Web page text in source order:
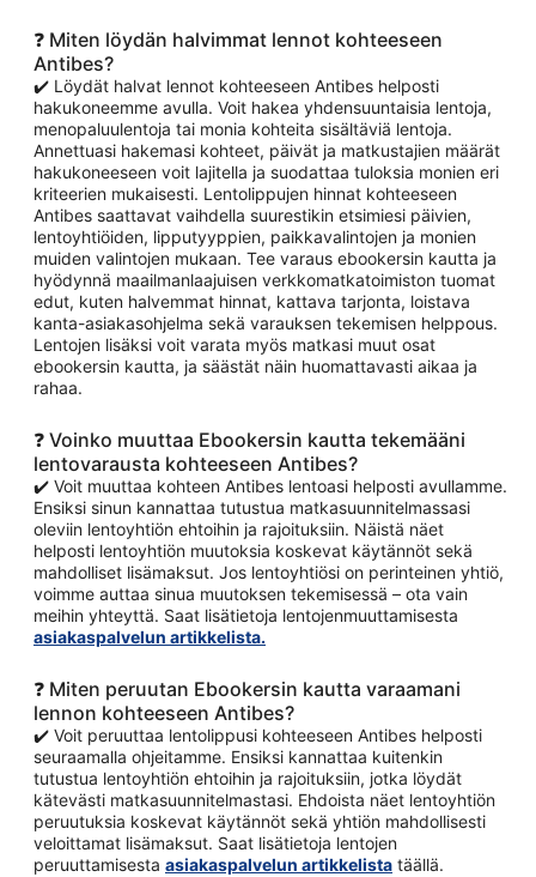
❓ Miten löydän halvimmat lennot kohteeseen
Antibes?
✔️ Löydät halvat lennot kohteeseen Antibes helposti
hakukoneemme avulla. Voit hakea yhdensuuntaisia lentoja,
menopaluulentoja tai monia kohteita sisältäviä lentoja.
Annettuasi hakemasi kohteet, päivät ja matkustajien määrät
hakukoneeseen voit lajitella ja suodattaa tuloksia monien eri
kriteerien mukaisesti. Lentolippujen hinnat kohteeseen
Antibes saattavat vaihdella suurestikin etsimiesi päivien,
lentoyhtiöiden, lipputyyppien, paikkavalintojen ja monien
muiden valintojen mukaan. Tee varaus ebookersin kautta ja
hyödynnä maailmanlaajuisen verkkomatkatoimiston tuomat
edut, kuten halvemmat hinnat, kattava tarjonta, loistava
kanta-asiakasohjelma sekä varauksen tekemisen helppous.
Lentojen lisäksi voit varata myös matkasi muut osat
ebookersin kautta, ja säästät näin huomattavasti aikaa ja
rahaa.
❓ Voinko muuttaa Ebookersin kautta tekemääni
lentovarausta kohteeseen Antibes?
✔️ Voit muuttaa kohteen Antibes lentoasi helposti avullamme.
Ensiksi sinun kannattaa tutustua matkasuunnitelmassasi
oleviin lentoyhtiön ehtoihin ja rajoituksiin. Näistä näet
helposti lentoyhtiön muutoksia koskevat käytännöt sekä
mahdolliset lisämaksut. Jos lentoyhtiösi on perinteinen yhtiö,
voimme auttaa sinua muutoksen tekemisessä – ota vain
meihin yhteyttä. Saat lisätietoja lentojenmuuttamisesta
asiakaspalvelun artikkelista.
❓ Miten peruutan Ebookersin kautta varaamani
lennon kohteeseen Antibes?
✔️ Voit peruuttaa lentolippusi kohteeseen Antibes helposti
seuraamalla ohjeitamme. Ensiksi kannattaa kuitenkin
tutustua lentoyhtiön ehtoihin ja rajoituksiin, jotka löydät
kätevästi matkasuunnitelmastasi. Ehdoista näet lentoyhtiön
peruutuksia koskevat käytännöt sekä yhtiön mahdollisesti
veloittamat lisämaksut. Saat lisätietoja lentojen
peruuttamisesta asiakaspalvelun artikkelista täällä.